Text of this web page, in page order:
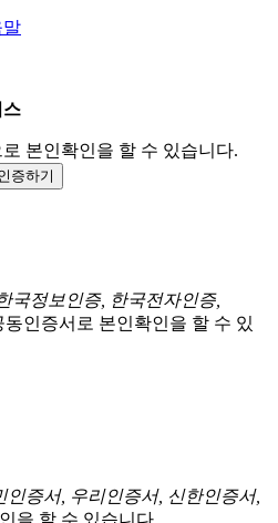
말
스
본인확인을 할 수 있습니다.
증하기
국정보인증, 한국전자인증,
인증서로 본인확인을 할 수 있
인증서, 우리인증서, 신한인증서,